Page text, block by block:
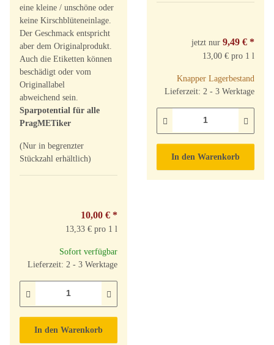
eine kleine / unschöne oder
keine Kirschblüteneinlage.
Der Geschmack entspricht
aber dem Originalprodukt.
Auch die Etiketten können
beschädigt oder vom
Originallabel
abweichend sein.
Sparpotential für alle
PragMETiker
(Nur in begrenzter
Stückzahl erhältlich)
10,00 € *
13,33 € pro 1 l
Sofort verfügbar
Lieferzeit: 2 - 3 Werktage
In den Warenkorb
jetzt nur 9,49 € *
13,00 € pro 1 l
Knapper Lagerbestand
Lieferzeit: 2 - 3 Werktage
In den Warenkorb